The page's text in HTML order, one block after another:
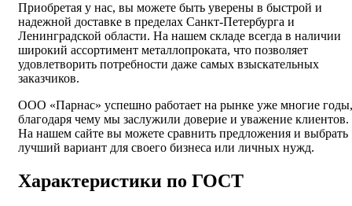
Приобретая у нас, вы можете быть уверены в быстрой и
надежной доставке в пределах Санкт-Петербурга и
Ленинградской области. На нашем складе всегда в наличии
широкий ассортимент металлопроката, что позволяет
удовлетворить потребности даже самых взыскательных
заказчиков.
ООО «Парнас» успешно работает на рынке уже многие годы,
благодаря чему мы заслужили доверие и уважение клиентов.
На нашем сайте вы можете сравнить предложения и выбрать
лучший вариант для своего бизнеса или личных нужд.
Характеристики по ГОСТ